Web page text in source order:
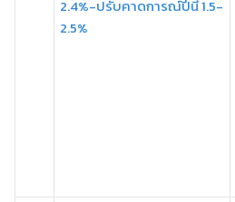
2.4%-ปรับคาดการณ์ปีนี้ 1.5-
2.5%